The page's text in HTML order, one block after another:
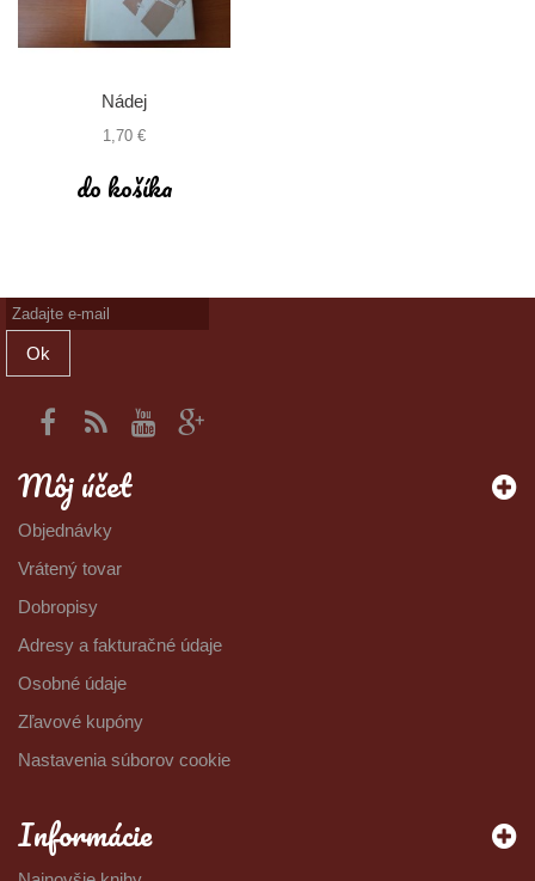
Nádej
1,70 €
do košíka
Ok
Môj účet
Objednávky
Vrátený tovar
Dobropisy
Adresy a fakturačné údaje
Osobné údaje
Zľavové kupóny
Nastavenia súborov cookie
Informácie